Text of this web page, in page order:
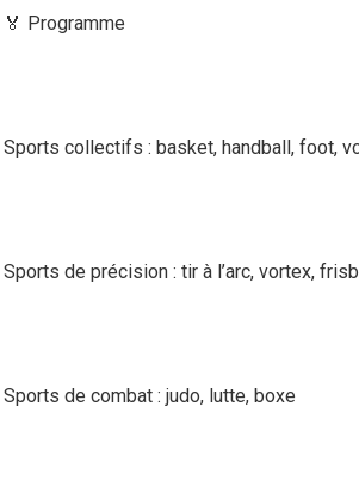
🏅 Programme
Sports collectifs : basket, handball, foot,
Sports de précision : tir à l’arc, vortex,
Sports de combat : judo, lutte, boxe